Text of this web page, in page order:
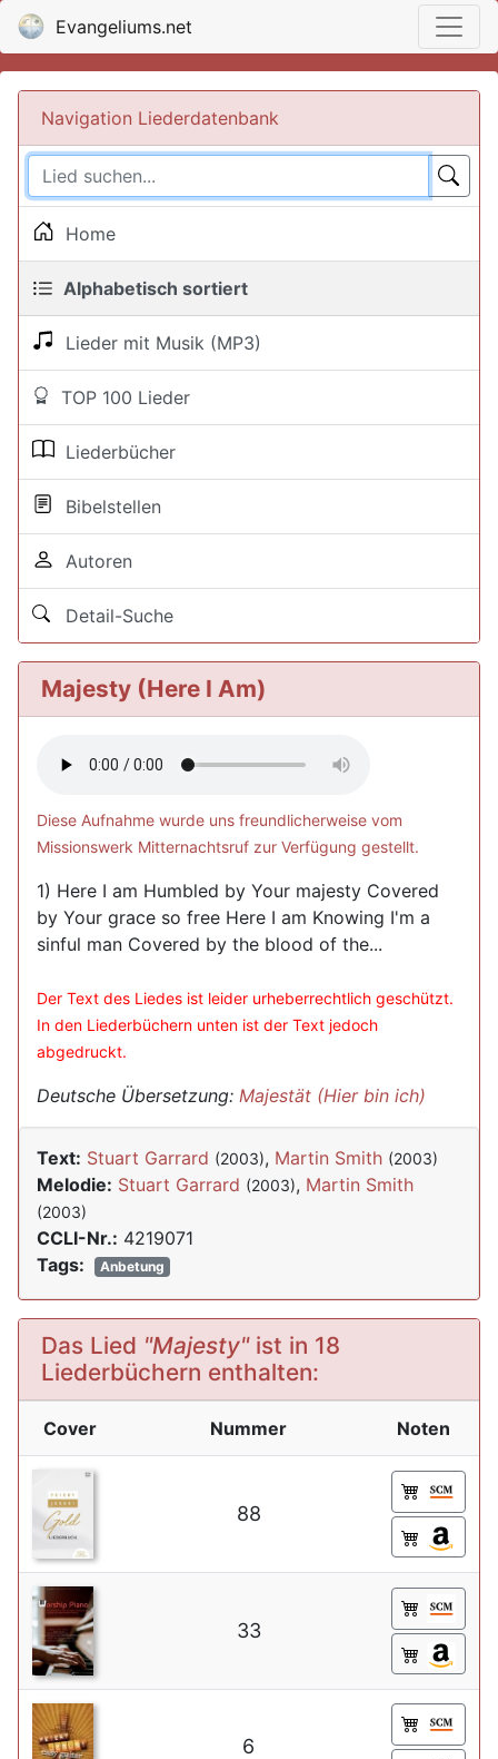
Evangeliums.net
Navigation Liederdatenbank
Home
Alphabetisch sortiert
Lieder mit Musik (MP3)
TOP 100 Lieder
Liederbücher
Bibelstellen
Autoren
Detail-Suche
Majesty (Here I Am)
Diese Aufnahme wurde uns freundlicherweise vom
Missionswerk Mitternachtsruf zur Verfügung gestellt.
1) Here I am Humbled by Your majesty Covered
by Your grace so free Here I am Knowing I'm a
sinful man Covered by the blood of the...
Der Text des Liedes ist leider urheberrechtlich geschützt.
In den Liederbüchern unten ist der Text jedoch
abgedruckt.
Deutsche Übersetzung: Majestät (Hier bin ich)
Text: Stuart Garrard (2003), Martin Smith (2003)
Melodie: Stuart Garrard (2003), Martin Smith
(2003)
CCLI-Nr.: 4219071
Tags:
Anbetung
Das Lied "Majesty"ist in 18
Liederbüchern enthalten:
Cover Nummer Noten
88
33
6